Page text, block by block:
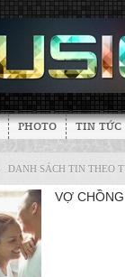
PHOTO TIN TỨC
DANH SÁCH TIN THEO
VỢ